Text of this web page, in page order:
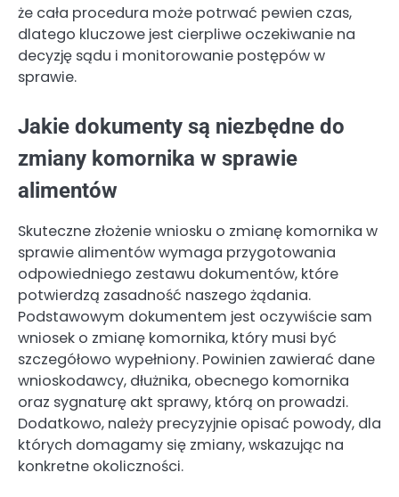
że cała procedura może potrwać pewien czas,
dlatego kluczowe jest cierpliwe oczekiwanie na
decyzję sądu i monitorowanie postępów w
sprawie.
Jakie dokumenty są niezbędne do
zmiany komornika w sprawie
alimentów
Skuteczne złożenie wniosku o zmianę komornika w
sprawie alimentów wymaga przygotowania
odpowiedniego zestawu dokumentów, które
potwierdzą zasadność naszego żądania.
Podstawowym dokumentem jest oczywiście sam
wniosek o zmianę komornika, który musi być
szczegółowo wypełniony. Powinien zawierać dane
wnioskodawcy, dłużnika, obecnego komornika
oraz sygnaturę akt sprawy, którą on prowadzi.
Dodatkowo, należy precyzyjnie opisać powody, dla
których domagamy się zmiany, wskazując na
konkretne okoliczności.